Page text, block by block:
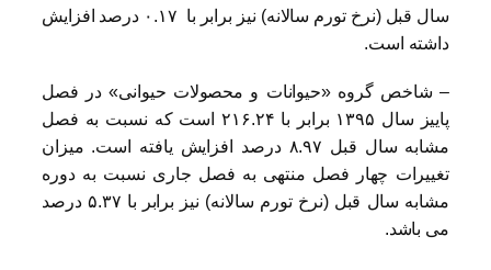
سال قبل (نرخ تورم سالانه) نیز برابر با ۰.۱۷ درصد افزایش
داشته است.
– شاخص گروه «حیوانات و محصولات حیوانی» در فصل
پاییز سال ۱۳۹۵ برابر با ۲۱۶.۲۴ است که نسبت به فصل
مشابه سال قبل ۸.۹۷ درصد افزایش یافته است. میزان
تغییرات چهار فصل منتهی به فصل جاری نسبت به دوره
مشابه سال قبل (نرخ تورم سالانه) نیز برابر با ۵.۳۷ درصد
می باشد.